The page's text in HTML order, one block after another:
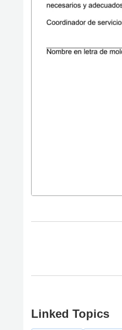
Linked Topics